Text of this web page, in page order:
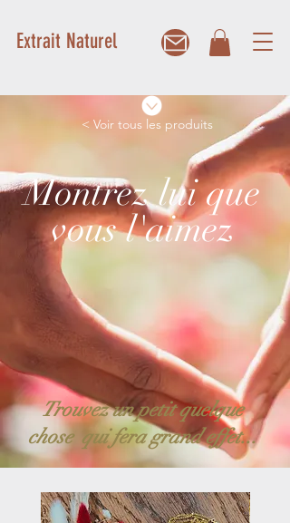
Extrait Naturel
< Voir tous les produits
Montrez lui que
vous l'aimez
Trouvez un petit quelque
chose qui fera grand effet...